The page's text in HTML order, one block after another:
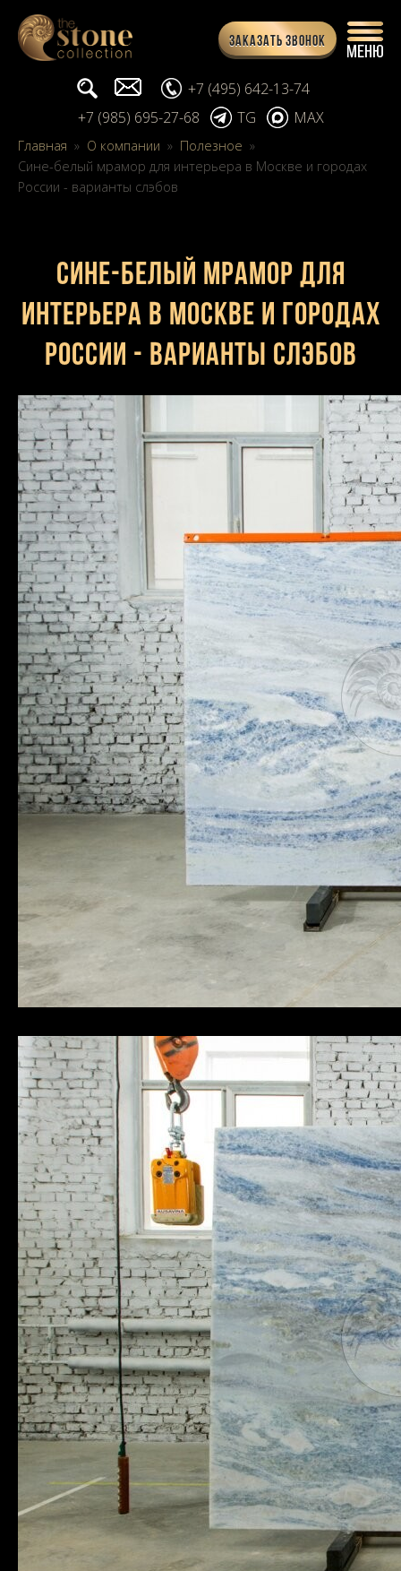
Заказать звонок
Поиск... info@stone-collection.ru
+7 (495) 642-13-74
+7 (985) 695-27-68
TG MAX
Главная » О компании » Полезное »
Сине-белый мрамор для интерьера в Москве и городах
России - варианты слэбов
Сине-белый мрамор для
интерьера в Москве и городах
России - варианты слэбов